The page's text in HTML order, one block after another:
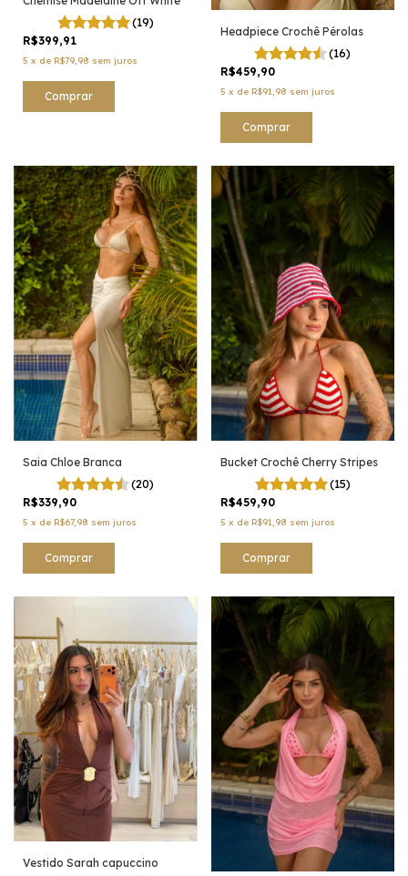
(19)
R$399,91
5 x de R$79,98 sem juros
Comprar
Headpiece Crochê Pérolas
(16)
R$459,90
5 x de R$91,98 sem juros
Comprar
Saia Chloe Branca
(20)
R$339,90
5 x de R$67,98 sem juros
Comprar
Bucket Crochê Cherry Stripes
(15)
R$459,90
5 x de R$91,98 sem juros
Comprar
Vestido Sarah capuccino